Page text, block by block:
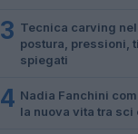
3 Tecnica carving
postura, pressioni,
spiegati
4 Nadia Fanchini
la nuova vita tra sci